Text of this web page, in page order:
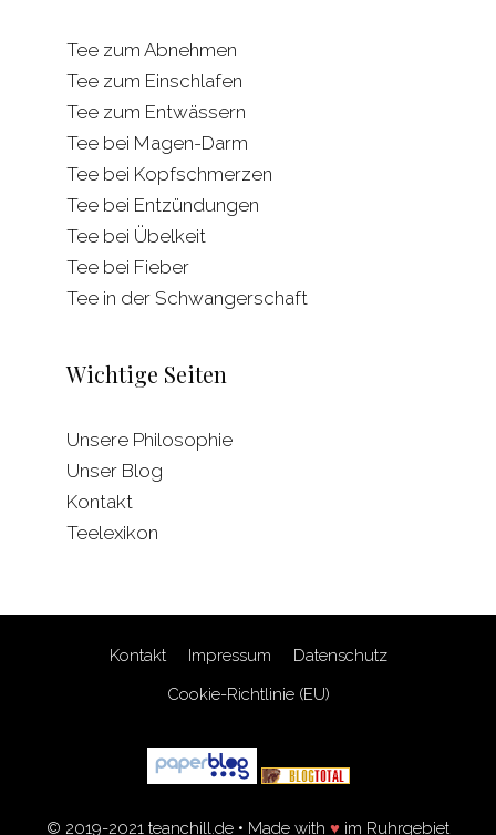
Tee zum Abnehmen
Tee zum Einschlafen
Tee zum Entwässern
Tee bei Magen-Darm
Tee bei Kopfschmerzen
Tee bei Entzündungen
Tee bei Übelkeit
Tee bei Fieber
Tee in der Schwangerschaft
Wichtige Seiten
Unsere Philosophie
Unser Blog
Kontakt
Teelexikon
Kontakt Impressum
Datenschutz
Cookie-Richtlinie (EU)
© 2019-2021 teanchill.de • Made with ♥ im Ruhrgebiet